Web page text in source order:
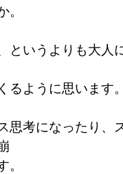
というよりも大人
るように思います
思考になったり、